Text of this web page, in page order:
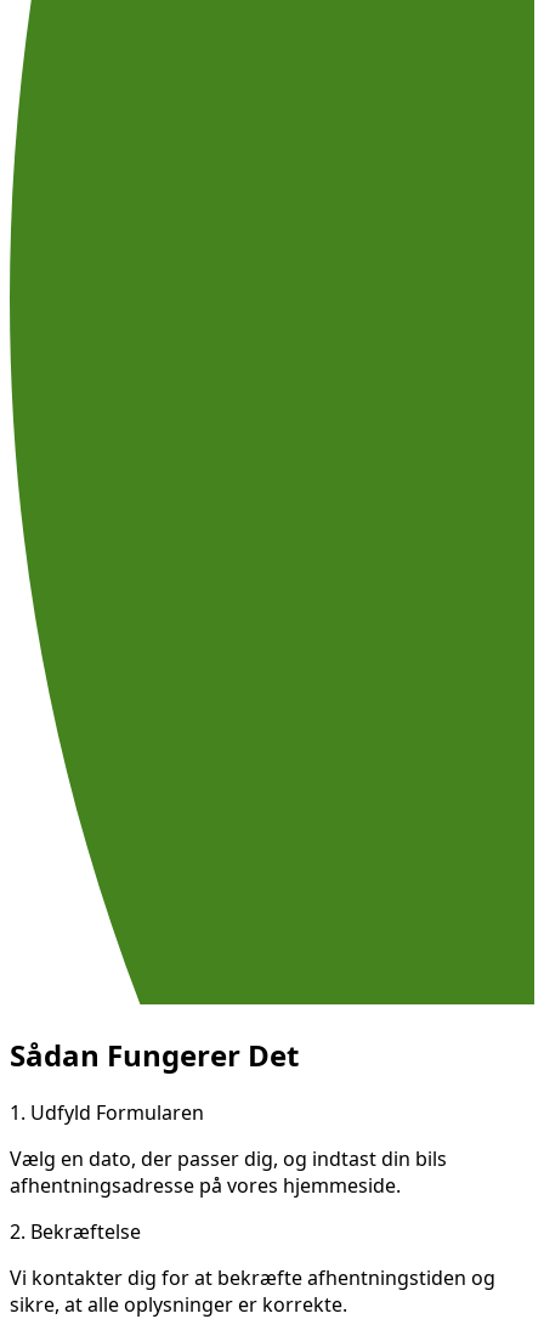
Sådan Fungerer Det
1. Udfyld Formularen
Vælg en dato, der passer dig, og indtast din bils
afhentningsadresse på vores hjemmeside.
2. Bekræftelse
Vi kontakter dig for at bekræfte afhentningstiden og
sikre, at alle oplysninger er korrekte.